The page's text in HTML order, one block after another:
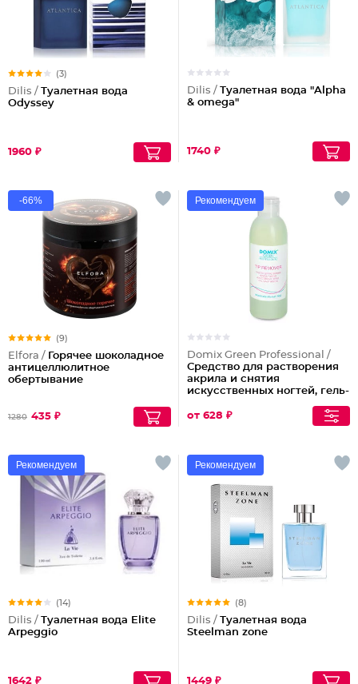
(3)
Dilis / Туалетная вода
Odyssey
1960 ₽
Dilis / Туалетная вода "Alpha
& omega"
1740 ₽
-66%
(9)
Elfora / Горячее шоколадное
антицеллюлитное
обертывание
1280 435 ₽
Рекомендуем
Domix Green Professional /
Средство для растворения
акрила и снятия
искусственных ногтей, гель-
Remover
от 628 ₽
Рекомендуем
(14)
Dilis / Туалетная вода Elite
Arpeggio
1642 ₽
Рекомендуем
(8)
Dilis / Туалетная вода
Steelman zone
1449 ₽